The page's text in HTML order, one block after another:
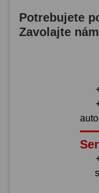
Potrebujete
Zavolajte nám